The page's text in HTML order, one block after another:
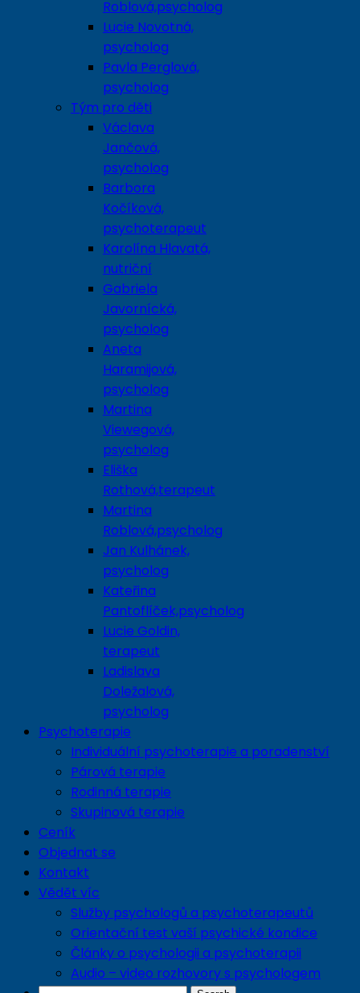
Roblová,psycholog
Lucie Novotná,
psycholog
Pavla Perglová,
psycholog
Tým pro děti
Václava
Jančová,
psycholog
Barbora
Kočíková,
psychoterapeut
Karolína Hlavatá,
nutriční
Gabriela
Javornícká,
psycholog
Aneta
Haramijová,
psycholog
Martina
Viewegová,
psycholog
Eliška
Rothová,terapeut
Martina
Roblová,psycholog
Jan Kulhánek,
psycholog
Kateřina
Pantoflíček,psycholog
Lucie Goldin,
terapeut
Ladislava
Doležalová,
psycholog
Psychoterapie
Individuální psychoterapie a poradenství
Párová terapie
Rodinná terapie
Skupinová terapie
Ceník
Objednat se
Kontakt
Vědět víc
Služby psychologů a psychoterapeutů
Orientační test vaší psychické kondice
Články o psychologii a psychoterapii
Audio – video rozhovory s psychologem